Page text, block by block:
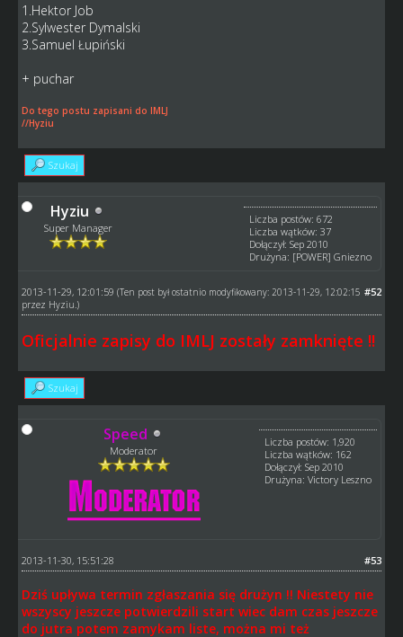
1.Hektor Job
2.Sylwester Dymalski
3.Samuel Łupiński
+ puchar
Do tego postu zapisani do IMLJ
//Hyziu
Szukaj
Hyziu
Super Manager
Liczba postów: 672
Liczba wątków: 37
Dołączył: Sep 2010
Drużyna: [POWER] Gniezno
#52
2013-11-29, 12:01:59 (Ten post był ostatnio modyfikowany: 2013-11-29, 12:02:15
przez Hyziu .)
Oficjalnie zapisy do IMLJ zostały zamknięte !!
Szukaj
Speed
Moderator
Liczba postów: 1,920
Liczba wątków: 162
Dołączył: Sep 2010
Drużyna: Victory Leszno
#53
2013-11-30, 15:51:28
Dziś upływa termin zgłaszania się drużyn !! Niestety nie
wszyscy jeszcze potwierdzili start wiec dam czas jeszcze
do jutra potem zamykam liste, można mi też